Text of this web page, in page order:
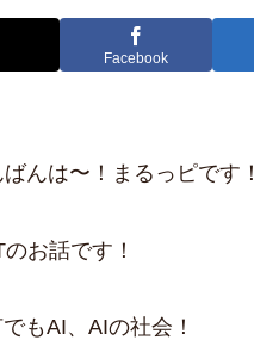
Facebook
んは〜！まるっピです！
お話です！
もAI、AIの社会！